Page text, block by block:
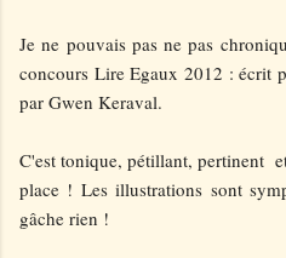
Je ne pouvais pas ne pas
concours Lire Egaux 2012 :écrit
par Gwen Keraval.
C'est tonique, pétillant, pertinent
place ! Les illustrations sont
gâche rien !